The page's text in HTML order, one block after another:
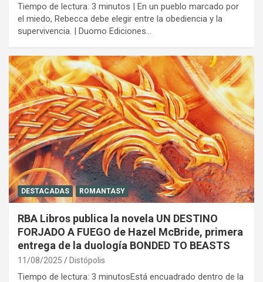
Tiempo de lectura: 3 minutos | En un pueblo marcado por
el miedo, Rebecca debe elegir entre la obediencia y la
supervivencia. | Duomo Ediciones…
DESTACADAS ROMANTASY
RBA Libros publica la novela UN DESTINO
FORJADO A FUEGO de Hazel McBride, primera
entrega de la duología BONDED TO BEASTS
11/08/2025 Distópolis
Tiempo de lectura: 3 minutosEstá encuadrado dentro de la